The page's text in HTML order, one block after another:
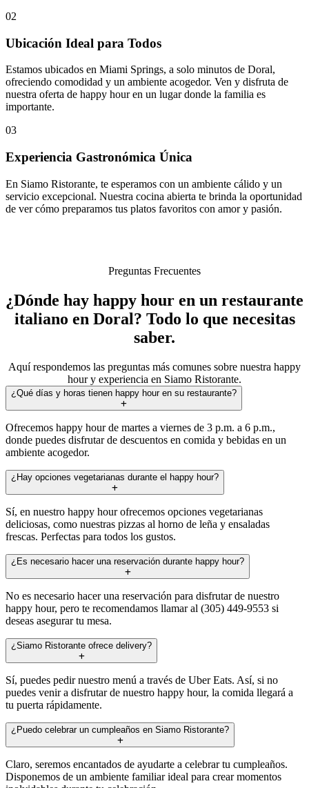
02
Ubicación Ideal para Todos
Estamos ubicados en Miami Springs, a solo minutos de Doral,
ofreciendo comodidad y un ambiente acogedor. Ven y disfruta de
nuestra oferta de happy hour en un lugar donde la familia es
importante.
03
Experiencia Gastronómica Única
En Siamo Ristorante, te esperamos con un ambiente cálido y un
servicio excepcional. Nuestra cocina abierta te brinda la oportunidad
de ver cómo preparamos tus platos favoritos con amor y pasión.
Preguntas Frecuentes
¿Dónde hay happy hour en un restaurante
italiano en Doral? Todo lo que necesitas
saber.
Aquí respondemos las preguntas más comunes sobre nuestra happy
hour y experiencia en Siamo Ristorante.
¿Qué días y horas tienen happy hour en su restaurante?
Ofrecemos happy hour de martes a viernes de 3 p.m. a 6 p.m.,
donde puedes disfrutar de descuentos en comida y bebidas en un
ambiente acogedor.
¿Hay opciones vegetarianas durante el happy hour?
Sí, en nuestro happy hour ofrecemos opciones vegetarianas
deliciosas, como nuestras pizzas al horno de leña y ensaladas
frescas. Perfectas para todos los gustos.
¿Es necesario hacer una reservación durante happy hour?
No es necesario hacer una reservación para disfrutar de nuestro
happy hour, pero te recomendamos llamar al (305) 449-9553 si
deseas asegurar tu mesa.
¿Siamo Ristorante ofrece delivery?
Sí, puedes pedir nuestro menú a través de Uber Eats. Así, si no
puedes venir a disfrutar de nuestro happy hour, la comida llegará a
tu puerta rápidamente.
¿Puedo celebrar un cumpleaños en Siamo Ristorante?
Claro, seremos encantados de ayudarte a celebrar tu cumpleaños.
Disponemos de un ambiente familiar ideal para crear momentos